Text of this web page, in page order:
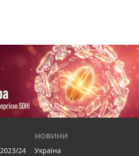
24
НОВИНИ
Україна